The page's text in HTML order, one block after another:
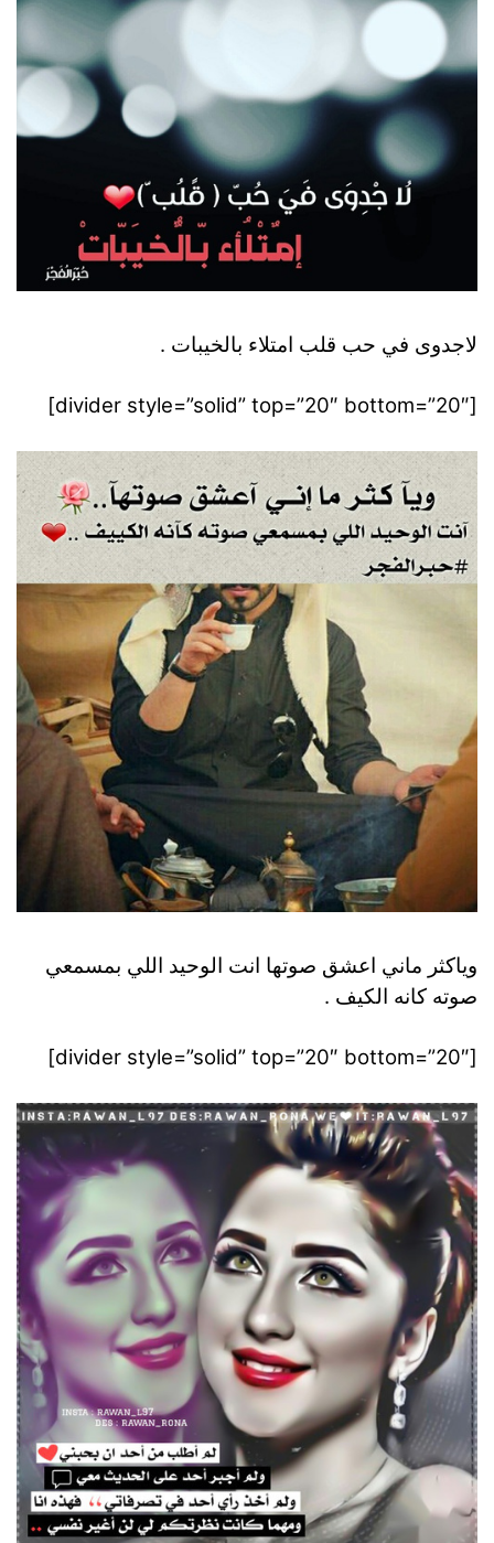
لاجدوى في حب قلب امتلاء بالخيبات .
[divider style=”solid” top=”20″ bottom=”20″]
وياكثر ماني اعشق صوتها انت الوحيد اللي بمسمعي
صوته كانه الكيف .
[divider style=”solid” top=”20″ bottom=”20″]